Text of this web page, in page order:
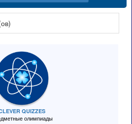
QUIZZES
олимпиады